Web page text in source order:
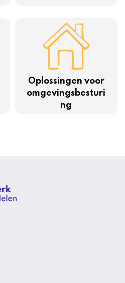
Oplossingen voor
omgevingsbesturi
ng